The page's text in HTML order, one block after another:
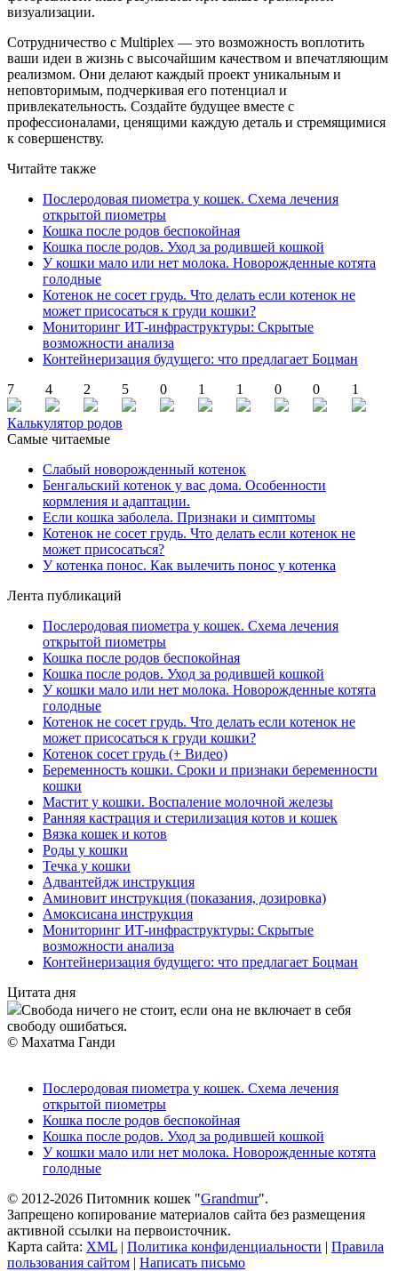
визуализации.
Сотрудничество с Multiplex — это возможность воплотить
ваши идеи в жизнь с высочайшим качеством и впечатляющим
реализмом. Они делают каждый проект уникальным и
неповторимым, подчеркивая его потенциал и
привлекательность. Создайте будущее вместе с
профессионалами, ценящими каждую деталь и стремящимися
к совершенству.
Читайте также
Послеродовая пиометра у кошек. Схема лечения
открытой пиометры
Кошка после родов беспокойная
Кошка после родов. Уход за родившей кошкой
У кошки мало или нет молока. Новорожденные котята
голодные
Котенок не сосет грудь. Что делать если котенок не
может присосаться к груди кошки?
Мониторинг ИТ-инфраструктуры: Скрытые
возможности анализа
Контейнеризация будущего: что предлагает Боцман
7
4 2 5 0 1 1 0 0 1
Калькулятор родов
Самые читаемые
Слабый новорожденный котенок
Бенгальский котенок у вас дома. Особенности
кормления и адаптации.
Если кошка заболела. Признаки и симптомы
Котенок не сосет грудь. Что делать если котенок не
может присосаться?
У котенка понос. Как вылечить понос у котенка
Лента публикаций
Послеродовая пиометра у кошек. Схема лечения
открытой пиометры
Кошка после родов беспокойная
Кошка после родов. Уход за родившей кошкой
У кошки мало или нет молока. Новорожденные котята
голодные
Котенок не сосет грудь. Что делать если котенок не
может присосаться к груди кошки?
Котенок сосет грудь (+ Видео)
Беременность кошки. Сроки и признаки беременности
кошки
Мастит у кошки. Воспаление молочной железы
Ранняя кастрация и стерилизация котов и кошек
Вязка кошек и котов
Роды у кошки
Течка у кошки
Адвантейдж инструкция
Аминовит инструкция (показания, дозировка)
Амоксисана инструкция
Мониторинг ИТ-инфраструктуры: Скрытые
возможности анализа
Контейнеризация будущего: что предлагает Боцман
Цитата дня
Свобода ничего не стоит, если она не включает в себя
свободу ошибаться.
© Махатма Ганди
Послеродовая пиометра у кошек. Схема лечения
открытой пиометры
Кошка после родов беспокойная
Кошка после родов. Уход за родившей кошкой
У кошки мало или нет молока. Новорожденные котята
голодные
© 2012-2026 Питомник кошек "Grandmur".
Запрещено копирование материалов сайта без размещения
активной ссылки на первоисточник.
Карта сайта: XML | Политика конфиденциальности | Правила
пользования сайтом | Написать письмо